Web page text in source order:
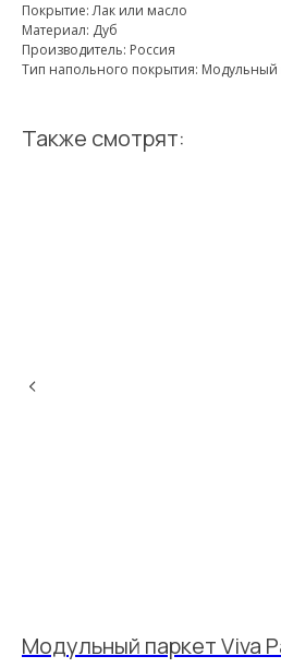
Покрытие: Лак или масло
Материал: Дуб
Производитель: Россия
Тип напольного покрытия: Модульный
Также смотрят:
Модульный паркет Viva